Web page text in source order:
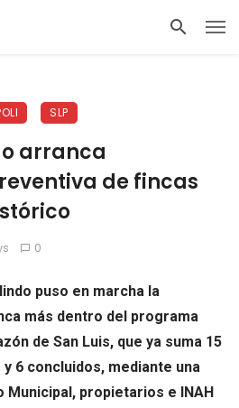
SLP
arranca
de fincas
0
puso en marcha la
más dentro del programa
de San Luis, que ya suma 15
6 concluidos, mediante una
Municipal, propietarios e INAH